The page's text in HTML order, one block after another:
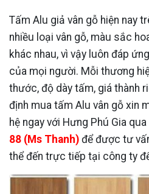
Tấm Alu giả vân gỗ hiện nay
nhiều loại vân gỗ, màu sắc
khác nhau, vì vậy luôn đáp
của mọi người. Mỗi thương
thước, độ dày tấm, giá thành
định mua tấm Alu vân gỗ xin
hệ ngay với Hưng Phú Gia qua
88 (Ms Thanh) để được tư
thể đến trực tiếp tại công ty